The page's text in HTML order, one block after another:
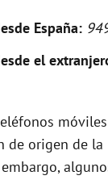
España:
el
de origen de